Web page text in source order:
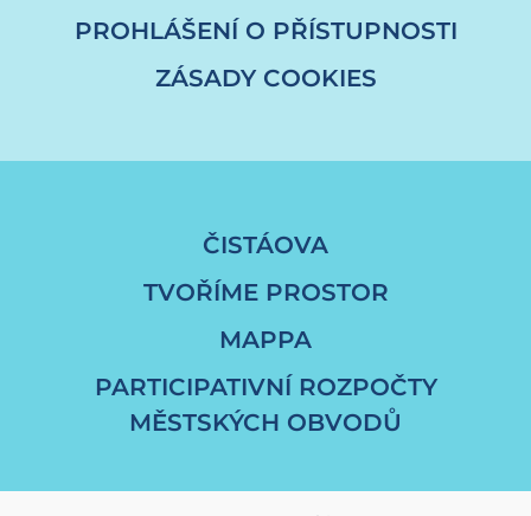
PROHLÁŠENÍ O PŘÍSTUPNOSTI
ZÁSADY COOKIES
ČISTÁOVA
TVOŘÍME PROSTOR
MAPPA
PARTICIPATIVNÍ ROZPOČTY
MĚSTSKÝCH OBVODŮ